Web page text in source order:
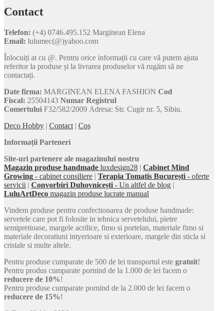
Contact
Telefon: (+4) 0746.495.152 Marginean Elena
Email: lulumec(@)yahoo.com
Înlocuiți at cu @. Pentru orice informații cu care vă putem ajuta
referitor la produse și la livrarea produselor vă rugăm să ne
contactați.
Date firma: MARGINEAN ELENA FASHION Cod
Fiscal: 25504143 Numar Registrul
Comertului F32/582/2009 Adresa: Str. Cugir nr. 5, Sibiu.
Deco Hobby | Contact | Coş
Informații Parteneri
Site-uri partenere ale magazinului nostru
Magazin produse handmade luxdesign28 | Cabinet Mind
Growing - cabinet consiliere | Terapia Tomatis București - oferte
servicii | Convorbiri Duhovnicești - Un altfel de blog |
LuluArtDeco magazin produse lucrate manual
Vindem produse pentru confectionarea de produse handmade:
servetele care pot fi folosite in tehnica servetelului, pietre
semipretioase, margele acrilice, fimo si portelan, materiale fimo si
materiale decoratiuni intyerioare si exterioare, margele din sticla si
cristale si multe altele.
Pentru produse cumparate de 500 de lei transportul este gratuit!
Pentru produs cumparate pornind de la 1.000 de lei facem o
reducere de 10%!
Pentru produse cumparate pornind de la 2.000 de lei facem o
reducere de 15%!